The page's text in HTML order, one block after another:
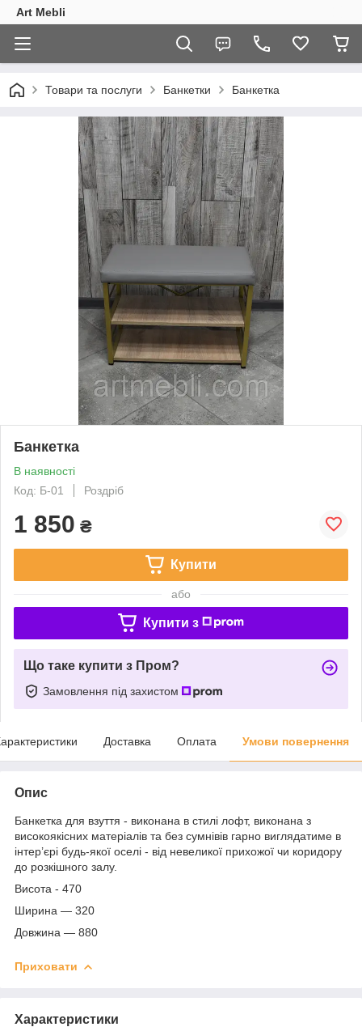
Art Mebli
Товари та послуги Банкетки Банкетка
Банкетка
В наявності
Код: Б-01
Роздріб
1 850 ₴
Купити
або
Купити з
Що таке купити з Пром?
Замовлення під захистом
Доставка Оплата Умови повернення
Опис
Банкетка для взуття - виконана в стилі лофт, виконана з
високоякісних матеріалів та без сумнівів гарно виглядатиме в
інтер’єрі будь-якої оселі - від невеликої прихожої чи коридору
до розкішного залу.
Висота - 470
Ширина — 320
Довжина — 880
Приховати
Характеристики